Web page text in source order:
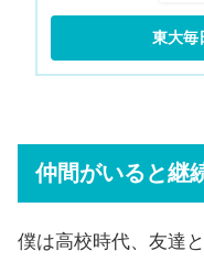
仲間がいると継
僕は高校時代、友達